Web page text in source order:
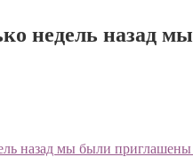
недель назад
назад мы были